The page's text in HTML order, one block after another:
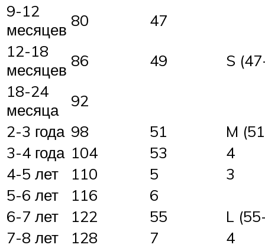
9-12
месяцев 80
47
12-18
месяцев 86 49
S
18-24
месяца
92
2-3 года 98 51
M
3-4 года 104 53
4
4-5 лет
110 5
3
5-6 лет
116
6
6-7 лет
122 55
L
7-8 лет
128 7
4